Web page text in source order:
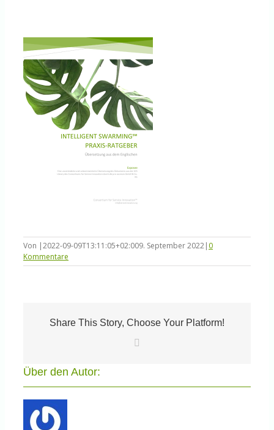
Intelligent Swarming
Community
Von |2022-09-09T13:11:05+02:009. September 2022| 0
Kommentare
Share This Story, Choose Your Platform!
Über den Autor: